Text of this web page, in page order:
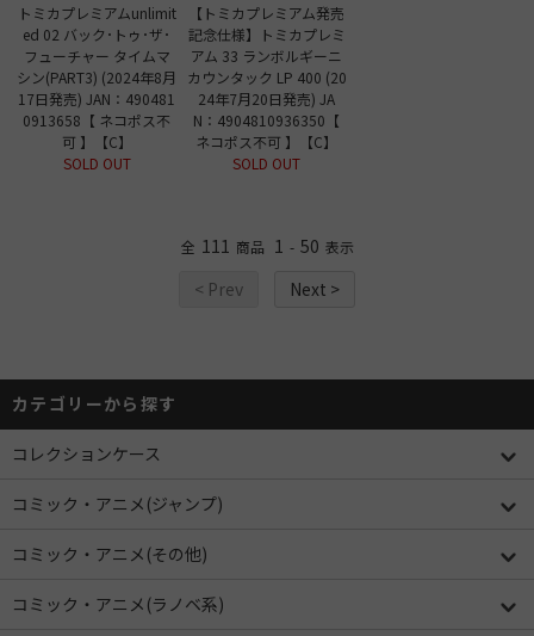
トミカプレミアムunlimit
ed 02 バック･トゥ･ザ･
フューチャー タイムマ
シン(PART3) (2024年8月
17日発売) JAN：490481
0913658【 ネコポス不
可 】【C】
SOLD OUT
【トミカプレミアム発売
記念仕様】トミカプレミ
アム 33 ランボルギーニ
カウンタック LP 400 (20
24年7月20日発売) JA
N：4904810936350【
ネコポス不可 】【C】
SOLD OUT
全 111 商品 1 - 50 表示
< Prev Next >
カテゴリーから探す
コレクションケース
コミック・アニメ(ジャンプ)
コミック・アニメ(その他)
コミック・アニメ(ラノベ系)